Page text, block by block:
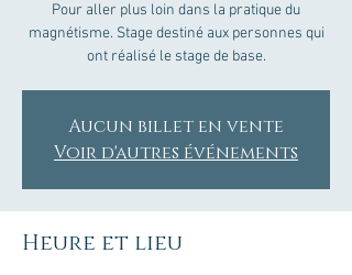
Pour aller plus loin dans la pratique du
magnétisme. Stage destiné aux personnes qui
ont réalisé le stage de base.
Aucun billet en vente
Voir d'autres événements
Heure et lieu